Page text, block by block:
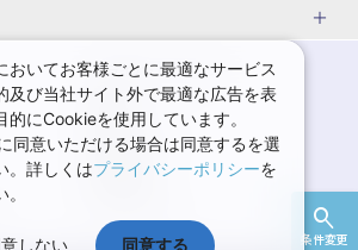
条件変更
ク 東京→長野 新幹線パック
ク 東京→京都 新幹線パック
幹線パッ
東京→神戸（新神戸） 新幹線パッ
ク
東京→広島 新幹線パック
西九州新幹線 旅行
岩手旅行・ツアー
秋田旅行・ツアー
福島旅行・ツアー
日帰り旅行
版 女子旅 国内版
版
ゴールデンウィーク（GW）の国内
旅行
7月の国内旅行
9月の国内旅行
11月の国内旅行
プライバシーポリシー
規約集
商標について
採用情報
おいてお客様ごとに最適なサービス
及び当社サイト外で最適な広告を表
的にCookieを使用しています。
同意いただける場合は同意するを選
。詳しくはプライバシーポリシーを
しない 同意する